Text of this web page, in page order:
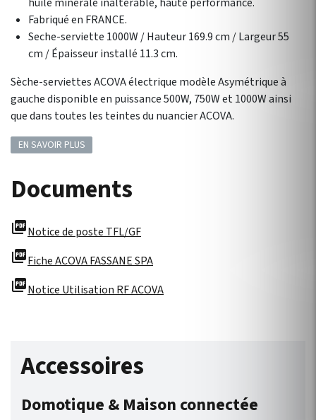
Fabriqué en FRANCE.
Seche-serviette 1000W / Hauteur 169.9 cm / Largeur 55
cm / Épaisseur installé 11.3 cm.
Sèche-serviettes ACOVA électrique modèle Asymétrique à
gauche disponible en puissance 500W, 750W et 1000W ainsi
que dans toutes les teintes du nuancier ACOVA.
EN SAVOIR PLUS
Documents
picture_as_pdfNotice de poste TFL/GF
picture_as_pdfFiche ACOVA FASSANE SPA
picture_as_pdfNotice Utilisation RF ACOVA
Accessoires
Domotique & Maison connectée